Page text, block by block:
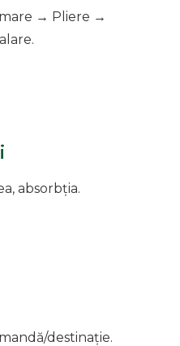
→ Pliere →
absorbția.
destinație.